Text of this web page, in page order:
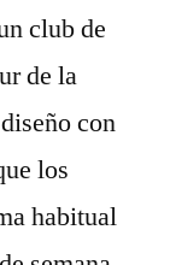
club de
de la
con
los
habitual